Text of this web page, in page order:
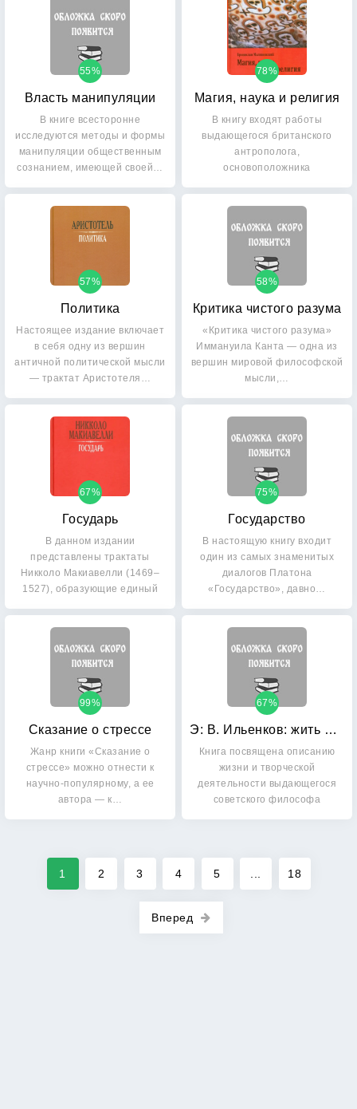
Власть манипуляции
55%
В книге всесторонне
исследуются методы и формы
манипуляции общественным
сознанием, имеющей своей…
Магия, наука и религия
78%
В книгу входят работы
выдающегося британского
антрополога,
основоположника
Политика
57%
Настоящее издание включает
в себя одну из вершин
античной политической мысли
— трактат Аристотеля…
Критика чистого разума
58%
«Критика чистого разума»
Иммануила Канта — одна из
вершин мировой философской
мысли,…
Государь
67%
В данном издании
представлены трактаты
Никколо Макиавелли (1469–
1527), образующие единый
Государство
75%
В настоящую книгу входит
один из самых знаменитых
диалогов Платона
«Государство», давно…
Сказание о стрессе
99%
Жанр книги «Сказание о
стрессе» можно отнести к
научно-популярному, а ее
автора — к…
Э: В. Ильенков: жить философией
67%
Книга посвящена описанию
жизни и творческой
деятельности выдающегося
советского философа
1 2 3 4 5 18
Вперед